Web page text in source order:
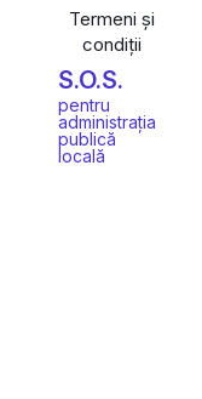
Termeni și
condiții
S.O.S.
pentru
administrația
publică
locală